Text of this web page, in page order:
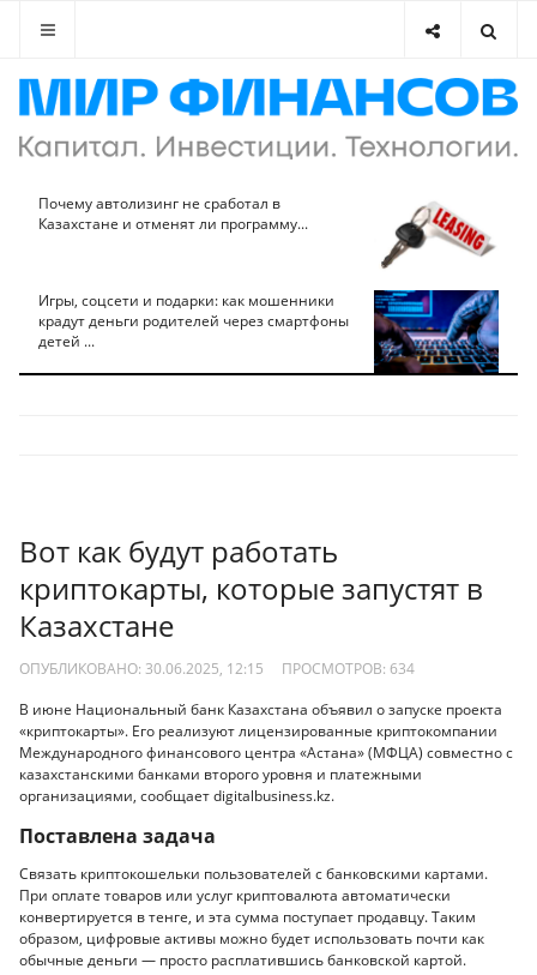
Почему автолизинг не сработал в
Казахстане и отменят ли программу...
Игры, соцсети и подарки: как мошенники
крадут деньги родителей через смартфоны
детей ...
Вот как будут работать
криптокарты, которые запустят в
Казахстане
ОПУБЛИКОВАНО: 30.06.2025, 12:15 ПРОСМОТРОВ: 634
В июне Национальный банк Казахстана объявил о запуске проекта
«криптокарты». Его реализуют лицензированные криптокомпании
Международного финансового центра «Астана» (МФЦА) совместно с
казахстанскими банками второго уровня и платежными
организациями, сообщает digitalbusiness.kz.
Поставлена задача
Связать криптокошельки пользователей с банковскими картами.
При оплате товаров или услуг криптовалюта автоматически
конвертируется в тенге, и эта сумма поступает продавцу. Таким
образом, цифровые активы можно будет использовать почти как
обычные деньги — просто расплатившись банковской картой.